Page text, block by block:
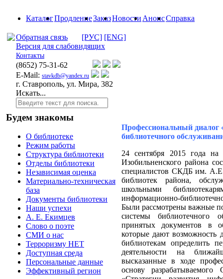
КаталогПродлениеЗаказНовости АнонсСправка
Обратная связь [РУС] [ENG]
Версия для слабовидящих
Контакты
(8652) 75-31-62
E-Mail: stavkdb@yandex.ru
г. Ставрополь, ул. Мира, 382
Искать...
Будем знакомы
О библиотеке
Режим работы
Структура библиотеки
Отделы библиотеки
Независимая оценка
Материально-техническая
база
Документы библиотеки
Наши успехи
А. Е. Екимцев
Слово о поэте
СМИ о нас
Терроризму НЕТ
Доступная среда
Персональные данные
Эффективный регион
Профессиональный
библиотечного
24 сентября 2015 года
Изобильненского района
специалистов СКДБ им.
библиотек района,
школьными
информационно-
Были рассмотрены важные
системы библиотечного
принятых документов в
которые дают
библиотекам определить
деятельности на
высказанные в ходе
основу